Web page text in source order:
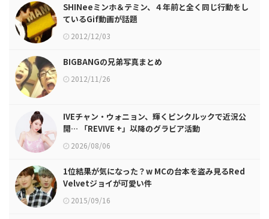
SHINeeミンホ＆テミン、４年前と全く同じ行動をし
ているGif動画が話題
2012/12/03
BIGBANGの兄弟写真まとめ
2012/11/26
IVEチャン・ウォニョン、輝くピンクルックで近況公
開… 「REVIVE +」以降のグラビア活動
2026/08/06
1位結果が気になった？w MCの台本を盗み見るRed
Velvetジョイが可愛い件
2015/09/16